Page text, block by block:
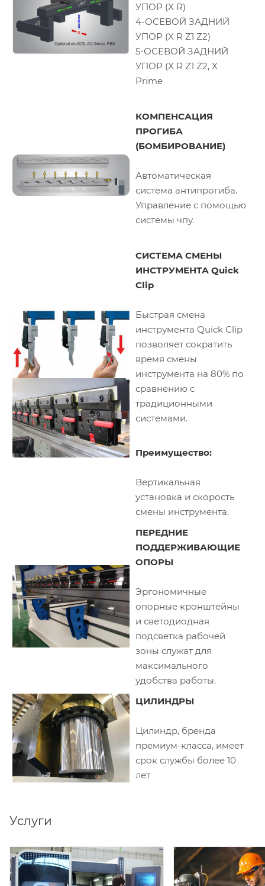
УПОР (X R)
4-ОСЕВОЙ ЗАДНИЙ
УПОР (X R Z1 Z2)
5-ОСЕВОЙ ЗАДНИЙ
УПОР (X R Z1 Z2, Х
Prime
КОМПЕНСАЦИЯ
ПРОГИБА
(БОМБИРОВАНИЕ)
Автоматическая
система антипрогиба.
Управление с помощью
системы чпу.
СИСТЕМА СМЕНЫ
ИНСТРУМЕНТА Quick
Clip
Быстрая смена
инструмента Quick Clip
позволяет сократить
время смены
инструмента на 80% по
сравнению с
традиционными
системами.
Преимущество:
Вертикальная
установка и скорость
смены инструмента.
ПЕРЕДНИЕ
ПОДДЕРЖИВАЮЩИЕ
ОПОРЫ
Эргономичные
опорные кронштейны
и светодиодная
подсветка рабочей
зоны служат для
максимального
удобства работы.
ЦИЛИНДРЫ
Цилиндр, бренда
премиум-класса, имеет
срок службы более 10
лет
Услуги